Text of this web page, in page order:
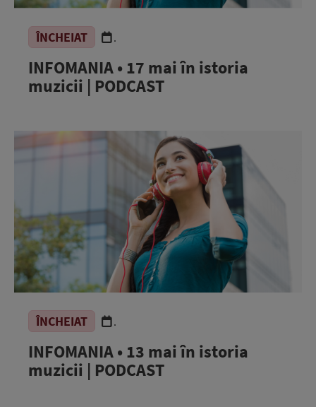
ÎNCHEIAT .
INFOMANIA • 17 mai în istoria
muzicii | PODCAST
ÎNCHEIAT .
INFOMANIA • 13 mai în istoria
muzicii | PODCAST